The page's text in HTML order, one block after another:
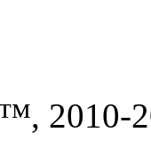
2010-